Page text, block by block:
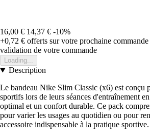
16,00 € 14,37 € -10%
+0,72 € offerts sur votre prochaine commande
validation de votre commande
Loading...
Description
Le bandeau Nike Slim Classic (x6) est conçu
sportifs lors de leurs séances d'entraînement
optimal et un confort durable. Ce pack
pour varier les usages au quotidien ou pour
accessoire indispensable à la pratique sportive.